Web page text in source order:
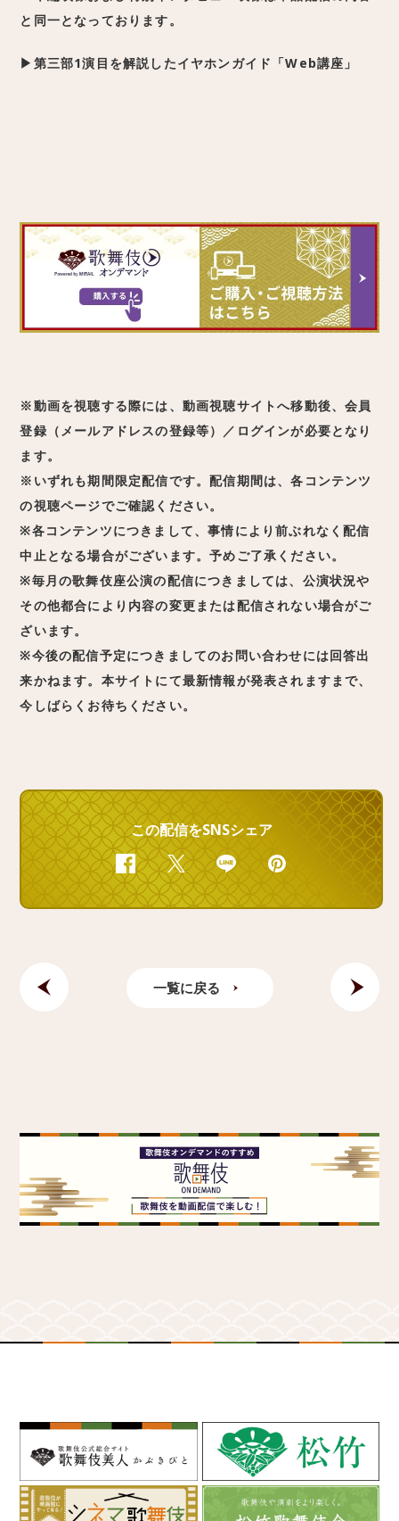
と同一となっております。
▶第三部1演目を解説したイヤホンガイド「Web講座」
※動画を視聴する際には、動画視聴サイトへ移動後、会員
登録（メールアドレスの登録等）／ログインが必要となり
ます。
※いずれも期間限定配信です。配信期間は、各コンテンツ
の視聴ページでご確認ください。
※各コンテンツにつきまして、事情により前ぶれなく配信
中止となる場合がございます。予めご了承ください。
※毎月の歌舞伎座公演の配信につきましては、公演状況や
その他都合により内容の変更または配信されない場合がご
ざいます。
※今後の配信予定につきましてのお問い合わせには回答出
来かねます。本サイトにて最新情報が発表されますまで、
今しばらくお待ちください。
この配信をSNSシェア
FacebookTwitter Line
一覧に戻る